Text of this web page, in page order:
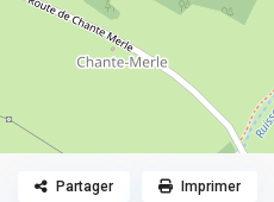
Partager Imprimer